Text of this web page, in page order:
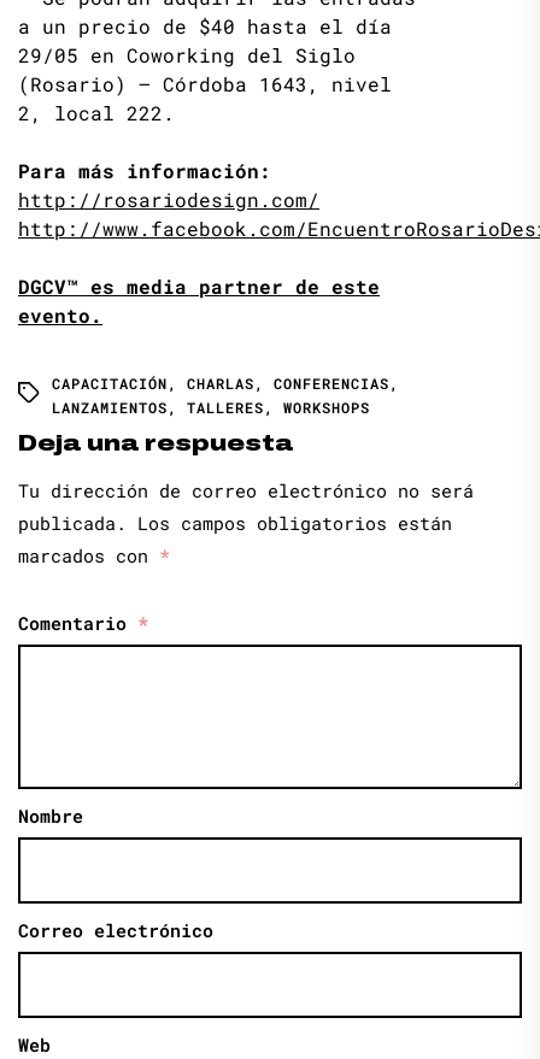
a un precio de $40 hasta el día
29/05 en Coworking del Siglo
(Rosario) – Córdoba 1643, nivel
2, local 222.
Para más información:
http://rosariodesign.com/
http://www.facebook.com/
DGCV™ es media partner de este
evento.
CAPACITACIÓN, CHARLAS, CONFERENCIAS,
LANZAMIENTOS, TALLERES, WORKSHOPS
Deja una respuesta
Tu dirección de correo electrónico no será
publicada.
Los campos obligatorios están
marcados con *
Comentario *
Nombre
Correo electrónico
Web